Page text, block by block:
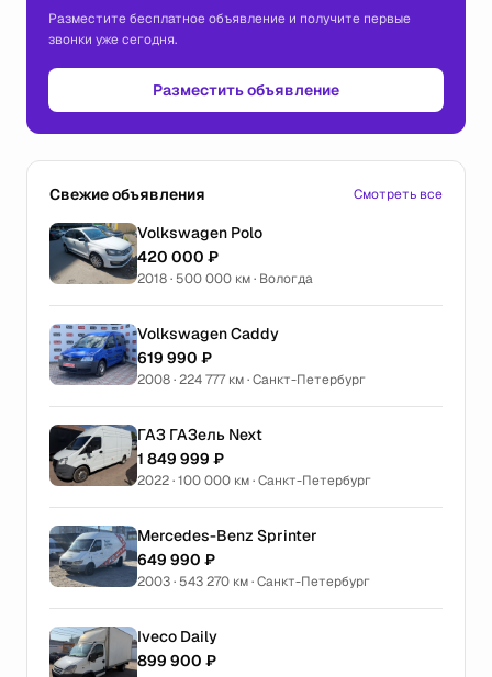
Разместите бесплатное объявление и получите первые
звонки уже сегодня.
Разместить объявление
Свежие объявления Смотреть все
Volkswagen Polo
420 000 ₽
2018 · 500 000 км · Вологда
Volkswagen Caddy
619 990 ₽
2008 · 224 777 км · Санкт-Петербург
ГАЗ ГАЗель Next
1 849 999 ₽
2022 · 100 000 км · Санкт-Петербург
Mercedes-Benz Sprinter
649 990 ₽
2003 · 543 270 км · Санкт-Петербург
Iveco Daily
899 900 ₽